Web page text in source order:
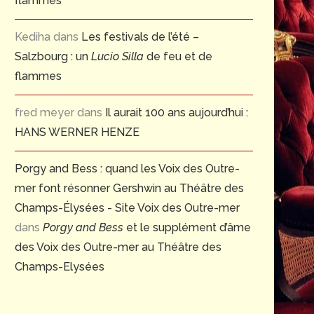
Kediha dans Les festivals de l’été –
Salzbourg : un Lucio Silla de feu et de
flammes
fred meyer dans Il aurait 100 ans aujourd’hui :
HANS WERNER HENZE
Porgy and Bess : quand les Voix des Outre-
mer font résonner Gershwin au Théâtre des
Champs-Élysées - Site Voix des Outre-mer
dans Porgy and Bess et le supplément d’âme
des Voix des Outre-mer au Théâtre des
Champs-Elysées